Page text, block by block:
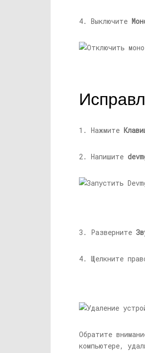
4. Выключите
1. Нажмите
2. Напишите
3. Разверните
4. Щелкните
Обратите
компьютере,